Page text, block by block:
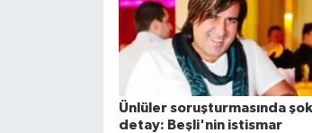
Ünlüler soruşturmasında şok
detay: Beşli'nin istismar